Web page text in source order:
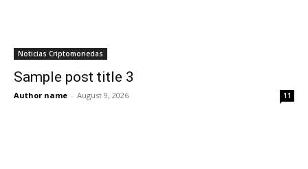
Noticias Criptomonedas
Sample post title 3
Author name - August 9, 2026 11